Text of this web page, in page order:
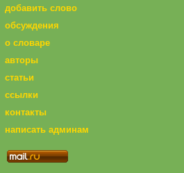
добавить слово
обсуждения
о словаре
авторы
статьи
ссылки
контакты
написать админам